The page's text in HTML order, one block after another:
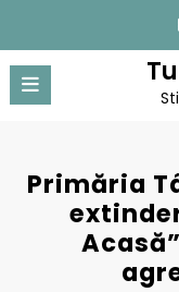
conținut
Primăria